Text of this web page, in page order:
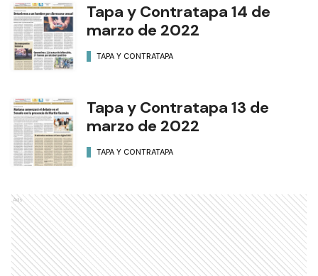
Tapa y Contratapa 14 de
marzo de 2022
TAPA Y CONTRATAPA
Tapa y Contratapa 13 de
marzo de 2022
TAPA Y CONTRATAPA
Ads